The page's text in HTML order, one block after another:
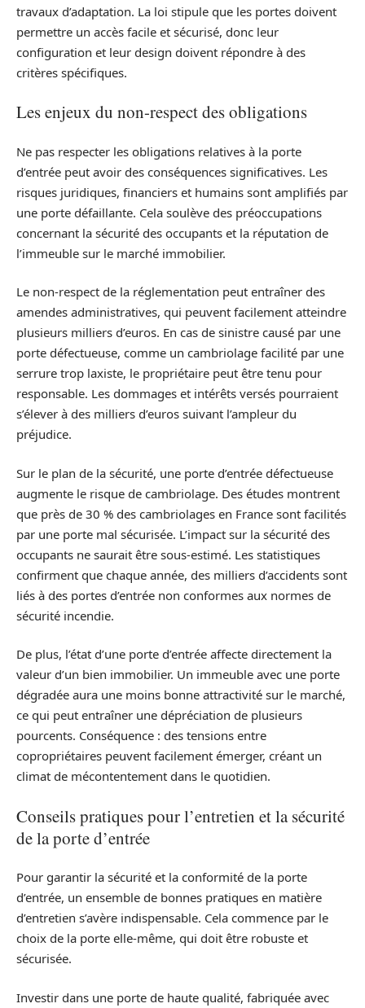
travaux d’adaptation. La loi stipule que les portes doivent
permettre un accès facile et sécurisé, donc leur
configuration et leur design doivent répondre à des
critères spécifiques.
Les enjeux du non-respect des obligations
Ne pas respecter les obligations relatives à la porte
d’entrée peut avoir des conséquences significatives. Les
risques juridiques, financiers et humains sont amplifiés par
une porte défaillante. Cela soulève des préoccupations
concernant la sécurité des occupants et la réputation de
l’immeuble sur le marché immobilier.
Le non-respect de la réglementation peut entraîner des
amendes administratives, qui peuvent facilement atteindre
plusieurs milliers d’euros. En cas de sinistre causé par une
porte défectueuse, comme un cambriolage facilité par une
serrure trop laxiste, le propriétaire peut être tenu pour
responsable. Les dommages et intérêts versés pourraient
s’élever à des milliers d’euros suivant l’ampleur du
préjudice.
Sur le plan de la sécurité, une porte d’entrée défectueuse
augmente le risque de cambriolage. Des études montrent
que près de 30 % des cambriolages en France sont facilités
par une porte mal sécurisée. L’impact sur la sécurité des
occupants ne saurait être sous-estimé. Les statistiques
confirment que chaque année, des milliers d’accidents sont
liés à des portes d’entrée non conformes aux normes de
sécurité incendie.
De plus, l’état d’une porte d’entrée affecte directement la
valeur d’un bien immobilier. Un immeuble avec une porte
dégradée aura une moins bonne attractivité sur le marché,
ce qui peut entraîner une dépréciation de plusieurs
pourcents. Conséquence : des tensions entre
copropriétaires peuvent facilement émerger, créant un
climat de mécontentement dans le quotidien.
Conseils pratiques pour l’entretien et la sécurité
de la porte d’entrée
Pour garantir la sécurité et la conformité de la porte
d’entrée, un ensemble de bonnes pratiques en matière
d’entretien s’avère indispensable. Cela commence par le
choix de la porte elle-même, qui doit être robuste et
sécurisée.
Investir dans une porte de haute qualité, fabriquée avec